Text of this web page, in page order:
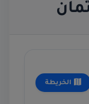
الخريطة